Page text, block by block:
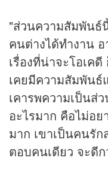
"ส่วนความสัมพันธ์
คนต่างได้ทำงาน
เรื่องที่น่าจะโอเค
เคยมีความสัมพันธ์
เคารพความเป็นส่
อะไรมาก คือไม่อย
มาก เขาเป็นคนรัก
ตอบคนเดียว จะดี